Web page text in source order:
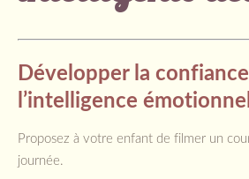
Développer la
l’intelligence
Proposez à votre enfant de filmer un
journée.